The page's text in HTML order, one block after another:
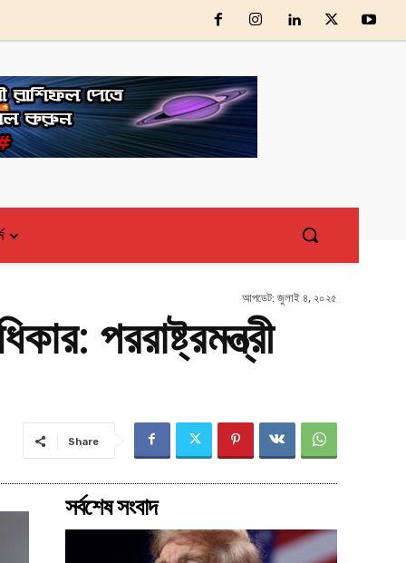
আপডেট: জুলাই ৪, ২০২৫
পররাষ্ট্রমন্ত্রী
Share
সর্বশেষ সংবাদ